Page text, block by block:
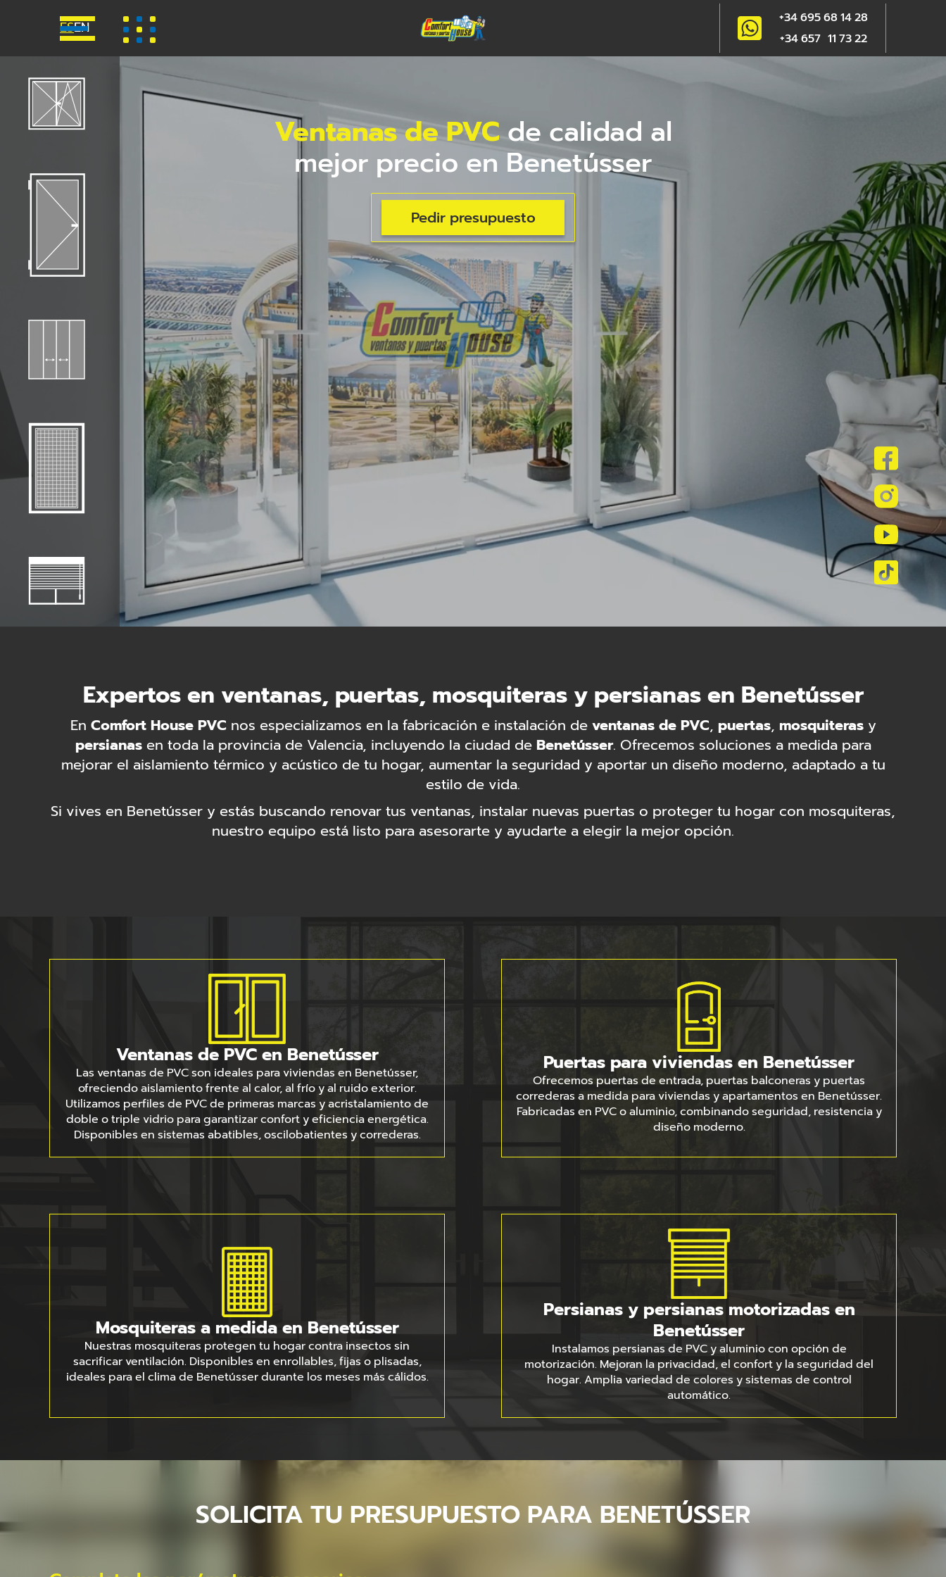
+34 695 68 14 28
+34 657 11 73 22
ESEN
Ventanas de PVCde calidad al
mejor precio en Benetússer
Pedir presupuesto
Expertos en ventanas, puertas, mosquiteras y persianas en Benetússer
En Comfort House PVCnos especializamos en la fabricación e instalación de ventanas de PVC, puertas, mosquiterasy
persianasen toda la provincia de Valencia, incluyendo la ciudad de Benetússer. Ofrecemos soluciones a medida para
mejorar el aislamiento térmico y acústico de tu hogar, aumentar la seguridad y aportar un diseño moderno, adaptado a tu
estilo de vida.
Si vives en Benetússer y estás buscando renovar tus ventanas, instalar nuevas puertas o proteger tu hogar con mosquiteras,
nuestro equipo está listo para asesorarte y ayudarte a elegir la mejor opción.
Ventanas de PVC en Benetússer
Las ventanas de PVC son ideales para viviendas en Benetússer,
ofreciendo aislamiento frente al calor, al frío y al ruido exterior.
Utilizamos perfiles de PVC de primeras marcas y acristalamiento de
doble o triple vidrio para garantizar confort y eficiencia energética.
Disponibles en sistemas abatibles, oscilobatientes y correderas.
Puertas para viviendas en Benetússer
Ofrecemos puertas de entrada, puertas balconeras y puertas
correderas a medida para viviendas y apartamentos en Benetússer.
Fabricadas en PVC o aluminio, combinando seguridad, resistencia y
diseño moderno.
Mosquiteras a medida en Benetússer
Nuestras mosquiteras protegen tu hogar contra insectos sin
sacrificar ventilación. Disponibles en enrollables, fijas o plisadas,
ideales para el clima de Benetússer durante los meses más cálidos.
Persianas y persianas motorizadas en
Benetússer
Instalamos persianas de PVC y aluminio con opción de
motorización. Mejoran la privacidad, el confort y la seguridad del
hogar. Amplia variedad de colores y sistemas de control
automático.
SOLICITA TU PRESUPUESTO PARA BENETÚSSER